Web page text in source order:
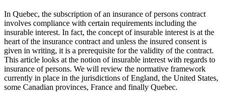
In Quebec, the subscription of an insurance of persons contract
involves compliance with certain requirements including the
insurable interest. In fact, the concept of insurable interest is at the
heart of the insurance contract and unless the insured consent is
given in writing, it is a prerequisite for the validity of the contract.
This article looks at the notion of insurable interest with regards to
insurance of persons. We will review the normative framework
currently in place in the jurisdictions of England, the United States,
some Canadian provinces, France and finally Quebec.